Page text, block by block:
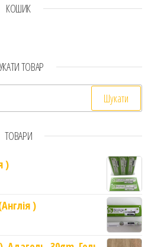
КОШИК
ТОВАР
ТОВАРИ
)
)